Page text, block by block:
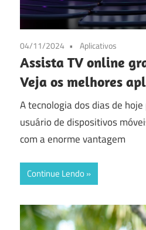
04/11/2024 Aplicativos
Assista TV online
Veja os melhores
A tecnologia dos dias de
usuário de dispositivos
com a enorme vantagem
Continue Lendo